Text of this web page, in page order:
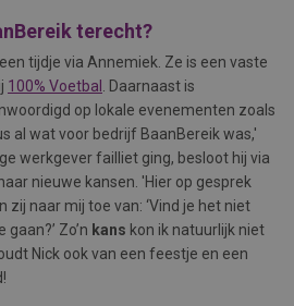
terecht?
tijdje via Annemiek. Ze is een vaste
100% Voetbal
. Daarnaast is
op lokale evenementen zoals
al wat voor bedrijf BaanBereik was,'
werkgever failliet ging, besloot hij via
nieuwe kansen. 'Hier op gesprek
naar mij toe van: ‘Vind je het niet
Zo’n kans kon ik natuurlijk niet
Nick ook van een feestje en een